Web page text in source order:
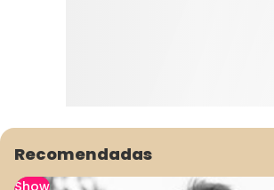
Recomendadas